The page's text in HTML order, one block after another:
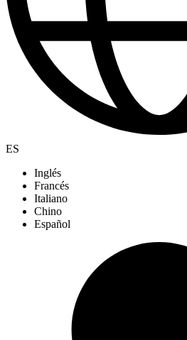
ES
Inglés
Francés
Italiano
Chino
Español